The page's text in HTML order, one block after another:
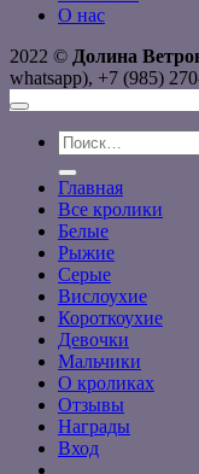
О нас
2022 © Долина
whatsapp), +7 (985)
Искать:
Главная
Все кролики
Белые
Рыжие
Серые
Вислоухие
Короткоухие
Девочки
Мальчики
О кроликах
Отзывы
Награды
Вход